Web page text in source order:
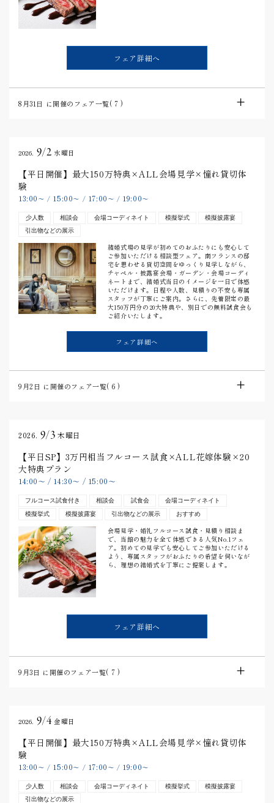
フェア詳細へ
8月31日 に開催のフェア一覧(7 )
2026. 9/2 水曜日
【平日開催】最大150万特典×ALL会場見学×憧れ貸切体
験
13:00 〜/ 15:00〜 / 17:00 〜/ 19:00〜
少人数 相談会 会場コーディネイト 模擬挙式
模擬披露宴
引出物などの展示
結婚式場の見学が初めてのおふたりにも安心して
ご参加いただける相談型フェア。南フランスの邸
宅を思わせる貸切空間をゆっくり見学しながら、
チャペル・披露宴会場・ガーデン・会場コーディ
ネートまで、結婚式当日のイメージを一日で体感
いただけます。日程や人数、見積りの不安も専属
スタッフが丁寧にご案内。さらに、先着限定の最
大150万円分の20大特典や、別日での無料試食会も
ご紹介いたします。
フェア詳細へ
9月2日 に開催のフェア一覧( 6 )
2026. 9/3 木曜日
【平日SP】3万円相当フルコース試食×ALL花嫁体験×20
大特典プラン
14:00〜 / 14:30〜 / 15:00〜
フルコース試食付き 相談会 試食会
会場コーディネイト
模擬挙式
模擬披露宴 引出物などの展示 おすすめ
会場見学・婚礼フルコース試食・見積り相談ま
で、当館の魅力を全て体感できる人気No.1フェ
ア。初めての見学でも安心してご参加いただける
よう、専属スタッフがおふたりの希望を伺いなが
ら、理想の結婚式を丁寧にご提案します。
フェア詳細へ
9月3日 に開催のフェア一覧( 7 )
2026. 9/4 金曜日
【平日開催】最大150万特典×ALL会場見学×憧れ貸切体
験
13:00 〜 / 15:00〜 / 17:00 〜 / 19:00〜
少人数 相談会 会場コーディネイト 模擬挙式
模擬披露宴
引出物などの展示